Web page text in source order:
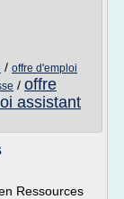
/ offre d'emploi
/ offre
assistant
Ressources